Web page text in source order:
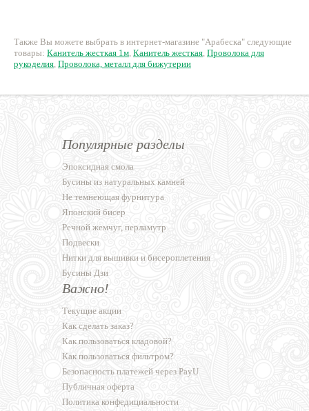
Также Вы можете выбрать в интернет-магазине "Арабеска" следующие
товары: Канитель жесткая 1м, Канитель жесткая, Проволока для
рукоделия, Проволока, металл для бижутерии
Популярные разделы
Эпоксидная смола
Бусины из натуральных камней
Не темнеющая фурнитура
Японский бисер
Речной жемчуг, перламутр
Подвески
Нитки для вышивки и бисероплетения
Бусины Дзи
Важно!
Текущие акции
Как сделать заказ?
Как пользоваться кладовой?
Как пользоваться фильтром?
Безопасность платежей через PayU
Публичная оферта
Политика конфедициальности